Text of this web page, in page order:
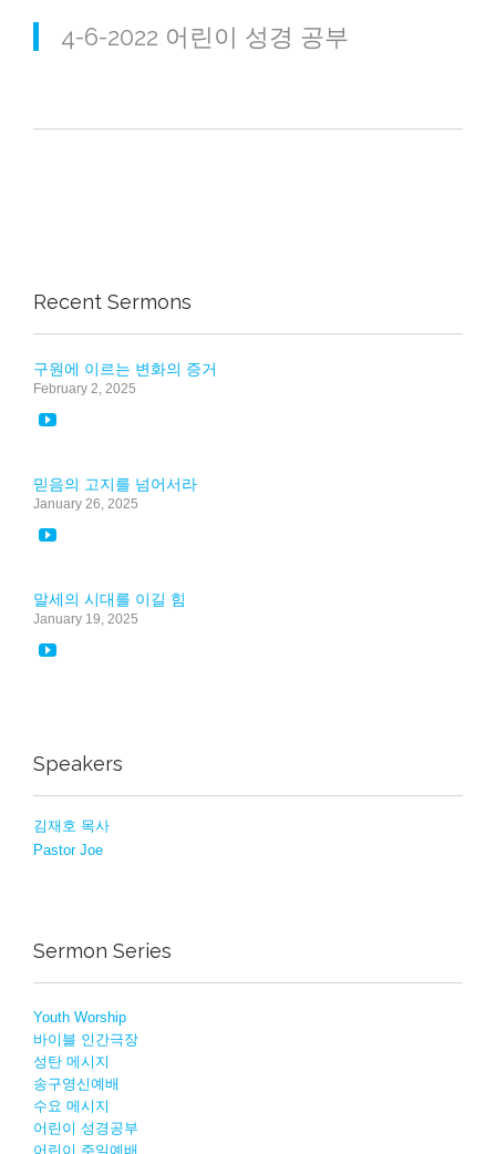
4-6-2022 어린이 성경 공부
Recent Sermons
구원에 이르는 변화의 증거
February 2, 2025

믿음의 고지를 넘어서라
January 26, 2025

말세의 시대를 이길 힘
January 19, 2025

Speakers
김재호 목사
Pastor Joe
Sermon Series
Youth Worship
바이블 인간극장
성탄 메시지
송구영신예배
수요 메시지
어린이 성경공부
어린이 주일예배